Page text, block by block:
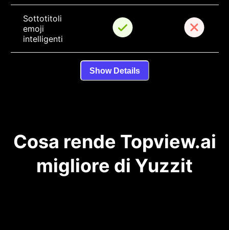
Sottotitoli
emoji
intelligenti
Show Details
Cosa rende Topview.ai
migliore di Yuzzit